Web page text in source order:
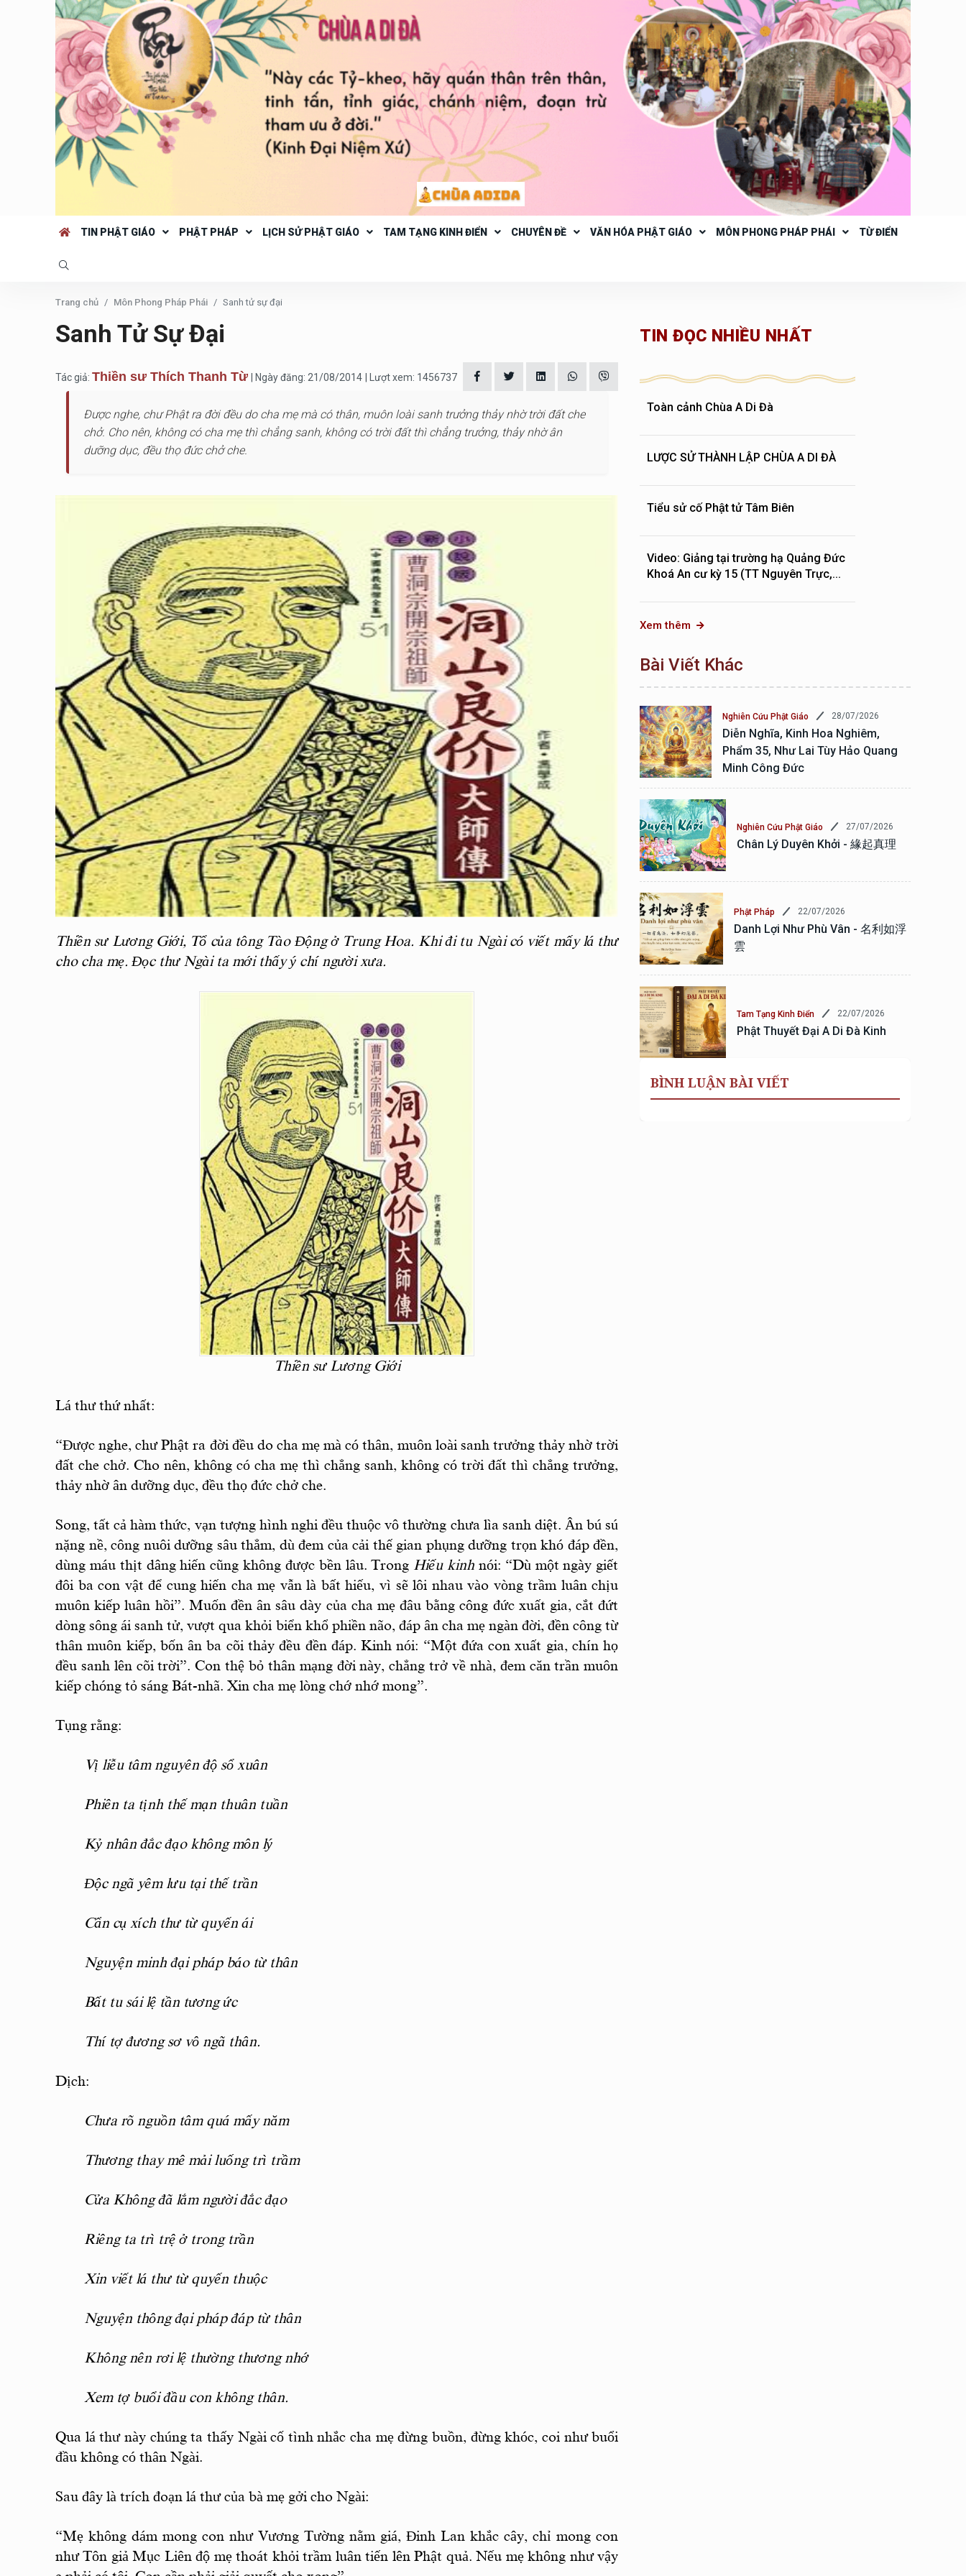
TIN PHẬT GIÁO PHẬT PHÁP LỊCH SỬ PHẬT GIÁO TAM TẠNG KINH ĐIỂN CHUYÊN ĐỀ VĂN HÓA PHẬT GIÁO MÔN PHONG PHÁP PHÁI TỪ ĐIỂN
Trang chủ Môn Phong Pháp Phái Sanh tử sự đại
Sanh Tử Sự Đại
Tác giả: Thiền sư Thích Thanh Từ | Ngày đăng: 21/08/2014 | Lượt xem: 1456737
Được nghe, chư Phật ra đời đều do cha mẹ mà có thân, muôn loài sanh trưởng thảy nhờ trời đất che
chở. Cho nên, không có cha mẹ thì chẳng sanh, không có trời đất thì chẳng trưởng, thảy nhờ ân
dưỡng dục, đều thọ đức chở che.
Thiền sư Lương Giới, Tổ của tông Tào Động ở Trung Hoa. Khi đi tu Ngài có viết mấy lá thư
cho cha mẹ. Đọc thư Ngài ta mới thấy ý chí người xưa.
Thiền sư Lương Giới
Lá thư thứ nhất:
“Được nghe, chư Phật ra đời đều do cha mẹ mà có thân, muôn loài sanh trưởng thảy nhờ trời
đất che chở. Cho nên, không có cha mẹ thì chẳng sanh, không có trời đất thì chẳng trưởng,
thảy nhờ ân dưỡng dục, đều thọ đức chở che.
Song, tất cả hàm thức, vạn tượng hình nghi đều thuộc vô thường chưa lìa sanh diệt. Ân bú sú
nặng nề, công nuôi dưỡng sâu thẳm, dù đem của cải thế gian phụng dưỡng trọn khó đáp đền,
dùng máu thịt dâng hiến cũng không được bền lâu. Trong Hiếu kinh nói: “Dù một ngày giết
đôi ba con vật để cung hiến cha mẹ vẫn là bất hiếu, vì sẽ lôi nhau vào vòng trầm luân chịu
muôn kiếp luân hồi”. Muốn đền ân sâu dày của cha mẹ đâu bằng công đức xuất gia, cắt đứt
dòng sông ái sanh tử, vượt qua khỏi biển khổ phiền não, đáp ân cha mẹ ngàn đời, đền công từ
thân muôn kiếp, bốn ân ba cõi thảy đều đền đáp. Kinh nói: “Một đứa con xuất gia, chín họ
đều sanh lên cõi trời”. Con thệ bỏ thân mạng đời này, chẳng trở về nhà, đem căn trần muôn
kiếp chóng tỏ sáng Bát-nhã. Xin cha mẹ lòng chớ nhớ mong”.
Tụng rằng:
Vị liễu tâm nguyên độ sổ xuân
Phiên ta tịnh thế mạn thuân tuần
Kỷ nhân đắc đạo không môn lý
Độc ngã yêm lưu tại thế trần
Cẩn cụ xích thư từ quyến ái
Nguyện minh đại pháp báo từ thân
Bất tu sái lệ tần tương ức
Thí tợ đương sơ vô ngã thân.
Dịch:
Chưa rõ nguồn tâm quá mấy năm
Thương thay mê mải luống trì trầm
Cửa Không đã lắm người đắc đạo
Riêng ta trì trệ ở trong trần
Xin viết lá thư từ quyến thuộc
Nguyện thông đại pháp đáp từ thân
Không nên rơi lệ thường thương nhớ
Xem tợ buổi đầu con không thân.
Qua lá thư này chúng ta thấy Ngài cố tình nhắc cha mẹ đừng buồn, đừng khóc, coi như buổi
đầu không có thân Ngài.
Sau đây là trích đoạn lá thư của bà mẹ gởi cho Ngài:
“Mẹ không dám mong con như Vương Tường nằm giá, Đinh Lan khắc cây, chỉ mong con
như Tôn giả Mục Liên độ mẹ thoát khỏi trầm luân tiến lên Phật quả. Nếu mẹ không như vậy
TIN ĐỌC NHIỀU NHẤT
Toàn cảnh Chùa A Di Đà
LƯỢC SỬ THÀNH LẬP CHÙA A DI ĐÀ
Tiểu sử cố Phật tử Tâm Biên
Video: Giảng tại trường hạ Quảng Đức
Khoá An cư kỳ 15 (TT Nguyên Trực,...
Xem thêm
Bài Viết Khác
Nghiên Cứu Phật Giáo 28/07/2026
Diễn Nghĩa, Kinh Hoa Nghiêm,
Phẩm 35, Như Lai Tùy Hảo Quang
Minh Công Đức
Nghiên Cứu Phật Giáo 27/07/2026
Chân Lý Duyên Khởi - 緣起真理
Phật Pháp 22/07/2026
Danh Lợi Như Phù Vân - 名利如浮
雲
Tam Tạng Kinh Điển 22/07/2026
Phật Thuyết Đại A Di Đà Kinh
BÌNH LUẬN BÀI VIẾT